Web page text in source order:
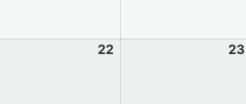
22 23